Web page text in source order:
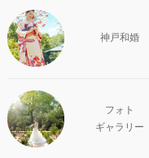
神戸和婚
フォト
ギャラリー